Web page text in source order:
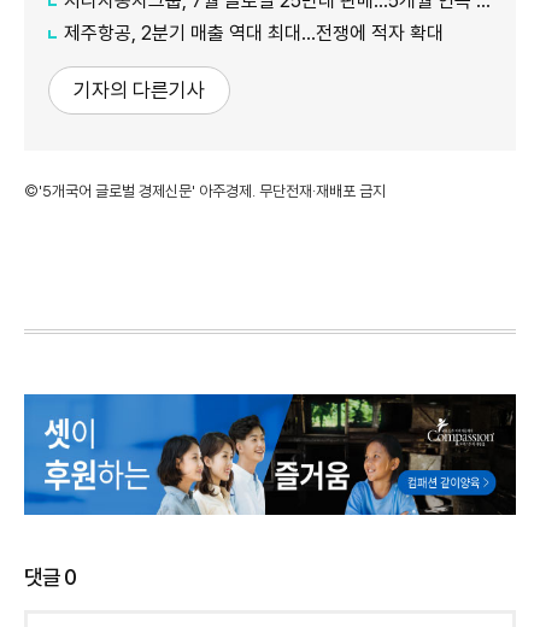
제주항공, 2분기 매출 역대 최대…전쟁에 적자 확대
기자의 다른기사
©'5개국어 글로벌 경제신문' 아주경제. 무단전재·재배포 금지
댓글0